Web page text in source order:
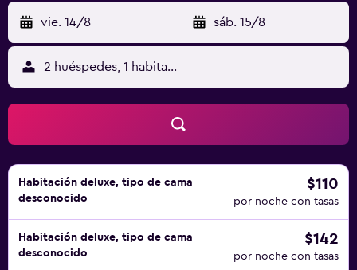
del centro de Córdoba y a 40 minutos en coche del
aeropuerto Ignacio Tarabela. Hay aparcamiento privado
gratuito en el alojamiento.
vie. 14/8 - sáb. 15/8
2 huéspedes, 1 habitación
Habitación deluxe, tipo de cama
desconocido
$110
por noche con tasas
Habitación deluxe, tipo de cama
desconocido
$142
por noche con tasas